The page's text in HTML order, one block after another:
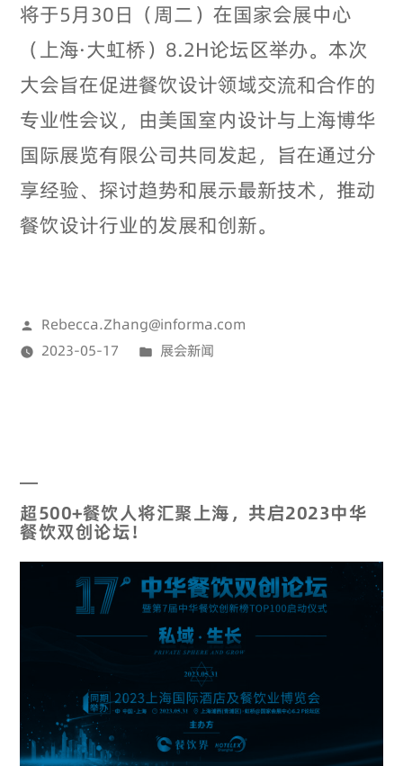
将于5月30日（周二）在国家会展中心
（上海·大虹桥）8.2H论坛区举办。本次
大会旨在促进餐饮设计领域交流和合作的
专业性会议，由美国室内设计与上海博华
国际展览有限公司共同发起，旨在通过分
享经验、探讨趋势和展示最新技术，推动
餐饮设计行业的发展和创新。
Rebecca.Zhang@informa.com
2023-05-17
展会新闻
超500+餐饮人将汇聚上海，共启2023中华
餐饮双创论坛！